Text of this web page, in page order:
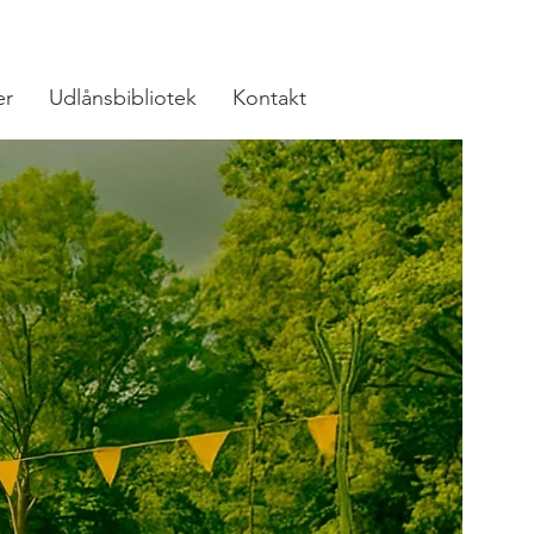
Udlånsbibliotek Kontakt